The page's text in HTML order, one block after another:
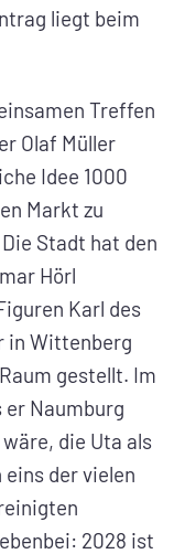
liegt beim
Treffen
Olaf Müller
Idee 1000
Markt zu
Stadt hat den
Hörl
Karl des
in Wittenberg
gestellt. Im
Naumburg
die Uta als
der vielen
2028 ist